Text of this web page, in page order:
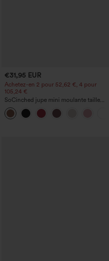
€31,95 EUR
Achetez-en 2 pour 52,62 €, 4 pour
105,24 €
SoCinched jupe mini moulante taille
haute 2-en-1 en polaire et PU —
contrôle du ventre, froncée, ourlet
arrondi